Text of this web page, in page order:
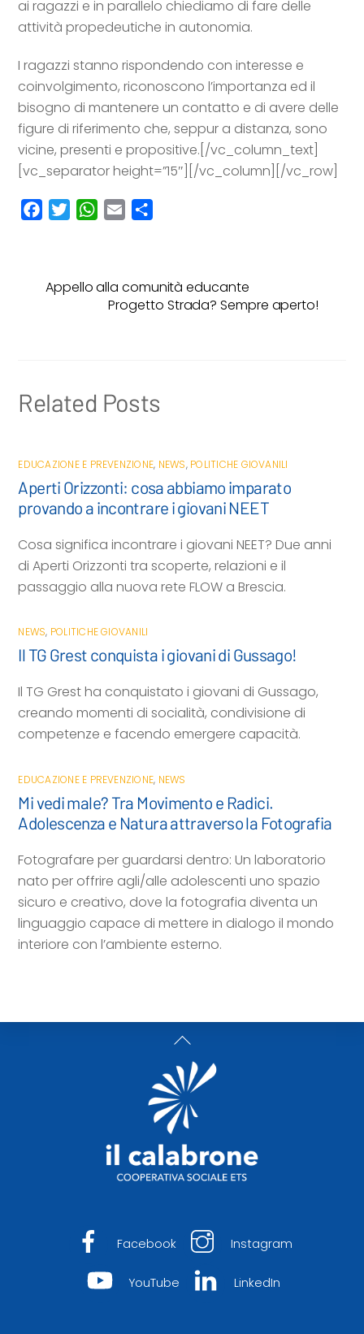
ai ragazzi e in parallelo chiediamo di fare delle
attività propedeutiche in autonomia.
I ragazzi stanno rispondendo con interesse e
coinvolgimento, riconoscono l’importanza ed il
bisogno di mantenere un contatto e di avere delle
figure di riferimento che, seppur a distanza, sono
vicine, presenti e propositive. [/vc_column_text]
[vc_separator height=”15″][/vc_column][/vc_row]
b
t
W
s
l
i
v
Appello alla comunità educante
Progetto Strada? Sempre aperto!
Related Posts
EDUCAZIONE E PREVENZIONE, NEWS, POLITICHE GIOVANILI
Aperti Orizzonti: cosa abbiamo imparato
provando a incontrare i giovani NEET
Cosa significa incontrare i giovani NEET? Due anni
di Aperti Orizzonti tra scoperte, relazioni e il
passaggio alla nuova rete FLOW a Brescia.
NEWS, POLITICHE GIOVANILI
Il TG Grest conquista i giovani di Gussago!
Il TG Grest ha conquistato i giovani di Gussago,
creando momenti di socialità, condivisione di
competenze e facendo emergere capacità.
EDUCAZIONE E PREVENZIONE, NEWS
Mi vedi male? Tra Movimento e Radici.
Adolescenza e Natura attraverso la Fotografia
Fotografare per guardarsi dentro: Un laboratorio
nato per offrire agli/alle adolescenti uno spazio
sicuro e creativo, dove la fotografia diventa un
linguaggio capace di mettere in dialogo il mondo
interiore con l’ambiente esterno.
Back
To
Top
Facebook Instagram
YouTube LinkedIn